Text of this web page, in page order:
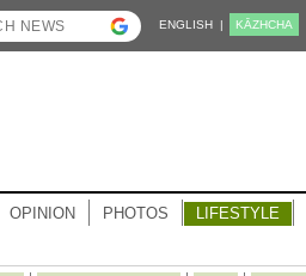
ENGLISH | KĀZHCHA
OPINION PHOTOS LIFESTYLE